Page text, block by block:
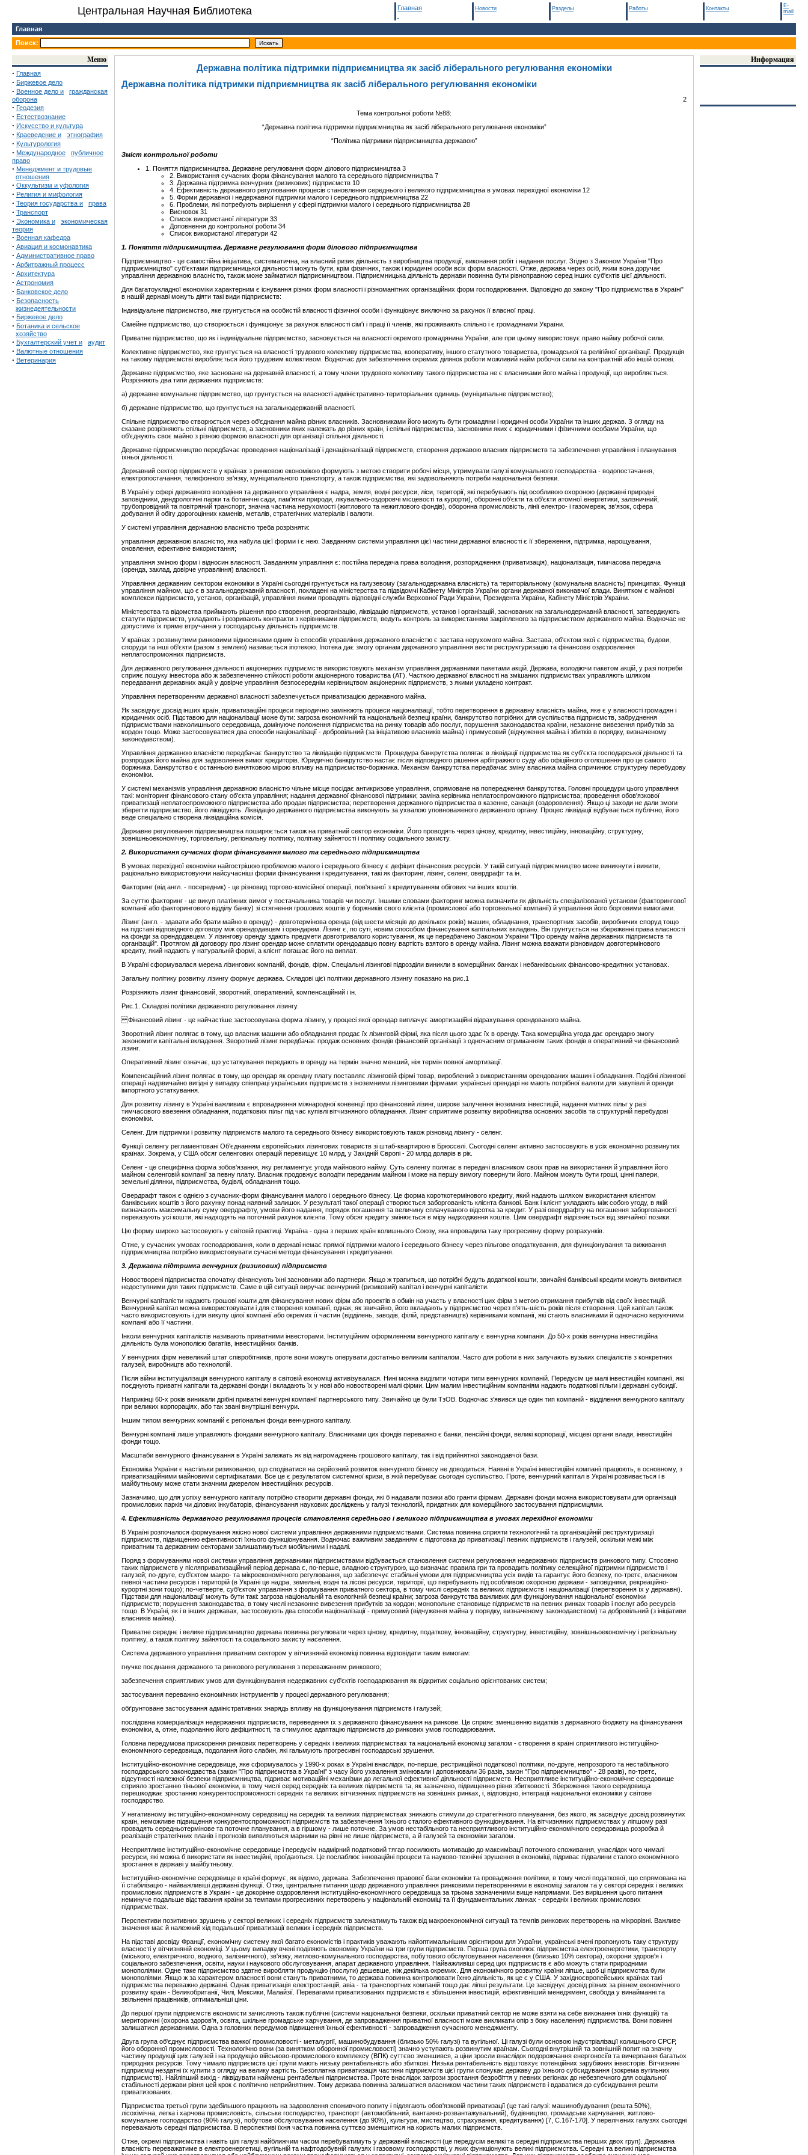
Центральная Научная Библиотека Главная Новости Разделы Работы Контакты
E-
mail
Главная
Поиск:
Меню
· Главная
· Биржевое дело
· Военное дело и
гражданская
оборона
· Геодезия
· Естествознание
· Искусство и культура
· Краеведение и этнография
· Культурология
· Международное
публичное
право
· Менеджмент и трудовые
отношения
· Оккультизм и уфология
· Религия и мифология
· Теория государства и права
· Транспорт
· Экономика и
экономическая
теория
· Военная кафедра
· Авиация и космонавтика
· Административное право
· Арбитражный процесс
· Архитектура
· Астрономия
· Банковское дело
· Безопасность
жизнедеятельности
· Биржевое дело
· Ботаника и сельское
хозяйство
· Бухгалтерский учет и аудит
· Валютные отношения
· Ветеринария
Державна політика підтримки підприємництва як засіб ліберального регулювання економіки
Державна політика підтримки підприємництва як засіб ліберального регулювання економіки
2
Тема контрольної роботи №88:
“Державна політика підтримки підприємництва як засіб ліберального регулювання економіки”
“Політика підтримки підприємництва державою”
Зміст контрольної роботи
1. Поняття підприємництва. Державне регулювання форм ділового підприємництва 3
2. Використання сучасних форм фінансування малого та середнього підприємництва 7
3. Державна підтримка венчурних (ризикових) підприємств 10
4. Ефективність державного регулювання процесів становлення середнього і великого підприємництва в умовах перехідної економіки 12
5. Форми державної і недержавної підтримки малого і середнього підприємництва 22
6. Проблеми, які потребують вирішення у сфері підтримки малого і середнього підприємництва 28
Висновок 31
Список використаної літератури 33
Доповнення до контрольної роботи 34
Список використаної літератури 42
1. Поняття підприємництва. Державне регулювання форм ділового підприємництва
Підприємництво - це самостійна ініціатива, систематична, на власний ризик діяльність з виробництва продукції, виконання робіт і надання послуг. Згідно з Законом України "Про
підприємництво" суб'єктами підприємницької діяльності можуть бути, крім фізичних, також і юридичні особи всіх форм власності. Отже, держава через осіб, яким вона доручає
управління державною власністю, також може займатися підприємництвом. Підприємницька діяльність держави повинна бути рівноправною серед інших суб'єктів цієї діяльності.
Для багатоукладної економіки характерним є існування різних форм власності і різноманітних організаційних форм господарювання. Відповідно до закону "Про підприємства в Україні"
в нашій державі можуть діяти такі види підприємств:
Індивідуальне підприємство, яке грунтується на особистій власності фізичної особи і функціонує виключно за рахунок її власної праці.
Сімейне підприємство, що створюється і функціонує за рахунок власності сім'ї і праці її членів, які проживають спільно і є громадянами України.
Приватне підприємство, що як і індивідуальне підприємство, засновується на власності окремого громадянина України, але при цьому використовує право найму робочої сили.
Колективне підприємство, яке грунтується на власності трудового колективу підприємства, кооперативу, іншого статутного товариства, громадської та релігійної організації. Продукція
на такому підприємстві виробляється його трудовим колективом. Водночас для забезпечення окремих ділянок роботи можливий найм робочої сили на контрактній або іншій основі.
Державне підприємство, яке засноване на державній власності, а тому члени трудового колективу такого підприємства не є власниками його майна і продукції, що виробляється.
Розрізняють два типи державних підприємств:
а) державне комунальне підприємство, що грунтується на власності адміністративно-територіальних одиниць (муніципальне підприємство);
б) державне підприємство, що грунтується на загальнодержавній власності.
Спільне підприємство створюється через об'єднання майна різних власників. Засновниками його можуть бути громадяни і юридичні особи України та інших держав. З огляду на
сказане розрізняють спільні підприємств, а засновники яких належать до різних країн, і спільні підприємства, засновники яких є юридичними і фізичними особами України, що
об'єднують своє майно з різною формою власності для організації спільної діяльності.
Державне підприємництво передбачає проведення націоналізації і денаціоналізації підприємств, створення державою власних підприємств та забезпечення управління і планування
їхньої діяльності.
Державний сектор підприємств у країнах з ринковою економікою формують з метою створити робочі місця, утримувати галузі комунального господарства - водопостачання,
електропостачання, телефонного зв'язку, муніципального транспорту, а також підприємства, які задовольняють потреби національної безпеки.
В Україні у сфері державного володіння та державного управління є надра, земля, водні ресурси, ліси, території, які перебувають під особливою охороною (державні природні
заповідники, дендрологічні парки та ботанічні сади, пам'ятки природи, лікувально-оздоровчі місцевості та курорти), оборонні об'єкти та об'єкти атомної енергетики, залізничний,
трубопровідний та повітряний транспорт, значна частина нерухомості (житлового та нежитлового фондів), оборонна промисловість, лінії електро- і газомереж, зв'язок, сфера
добування й обігу дорогоцінних каменів, металів, стратегічних матеріалів і валюти.
У системі управління державною власністю треба розрізняти:
управління державною власністю, яка набула цієї форми і є нею. Завданням системи управління цієї частини державної власності є її збереження, підтримка, нарощування,
оновлення, ефективне використання;
управління зміною форм і відносин власності. Завданням управління є: постійна передача права володіння, розпорядження (приватизація), націоналізація, тимчасова передача
(оренда, заклад, довірче управління) власності.
Управління державним сектором економіки в Україні сьогодні грунтується на галузевому (загальнодержавна власність) та територіальному (комунальна власність) принципах. Функції
управління майном, що є в загальнодержавній власності, покладені на міністерства та підвідомчі Кабінету Міністрів України органи державної виконавчої влади. Винятком є майнові
комплекси підприємств, установ, організацій, управління якими провадять відповідні служби Верховної Ради України, Президента України, Кабінету Міністрів України.
Міністерства та відомства приймають рішення про створення, реорганізацію, ліквідацію підприємств, установ і організацій, заснованих на загальнодержавній власності, затверджують
статути підприємств, укладають і розривають контракти з керівниками підприємств, ведуть контроль за використанням закріпленого за підприємством державного майна. Водночас не
допустиме їх пряме втручання у господарську діяльність підприємств.
У країнах з розвинутими ринковими відносинами одним із способів управління державного власністю є застава нерухомого майна. Застава, об'єктом якої є підприємства, будови,
споруди та інші об'єкти (разом з землею) називається іпотекою. Іпотека дає змогу органам державного управління вести реструктуризацію та фінансове оздоровлення
неплатоспроможних підприємств.
Для державного регулювання діяльності акціонерних підприємств використовують механізм управління державними пакетами акцій. Держава, володіючи пакетом акцій, у разі потреби
сприяє пошуку інвестора або ж забезпеченню стійкості роботи акціонерного товариства (АТ). Часткою державної власності на змішаних підприємствах управляють шляхом
передавання державних акцій у довірче управління безпосереднім керівництвом акціонерних підприємств, з якими укладено контракт.
Управління перетворенням державної власності забезпечується приватизацією державного майна.
Як засвідчує досвід інших країн, приватизаційні процеси періодично замінюють процеси націоналізації, тобто перетворення в державну власність майна, яке є у власності громадян і
юридичних осіб. Підставою для націоналізації може бути: загроза економічній та національній безпеці країни, банкрутство потрібних для суспільства підприємств, забруднення
підприємствами навколишнього середовища, домінуюче положення підприємства на ринку товарів або послуг, порушення законодавства країни, незаконне вивезення прибутків за
кордон тощо. Може застосовуватися два способи націоналізації - добровільний (за ініціативою власників майна) і примусовий (відчуження майна і збитків в порядку, визначеному
законодавством).
Управління державною власністю передбачає банкрутство та ліквідацію підприємств. Процедура банкрутства полягає в ліквідації підприємства як суб'єкта господарської діяльності та
розпродаж його майна для задоволення вимог кредиторів. Юридично банкрутство настає після відповідного рішення арбітражного суду або офіційного оголошення про це самого
боржника. Банкрутство є останньою винятковою мірою впливу на підприємство-боржника. Механізм банкрутства передбачає зміну власника майна спричинює структурну перебудову
економіки.
У системі механізмів управління державною власністю чільне місце посідає антикризове управління, спрямоване на попередження банкрутства. Головні процедури цього управління
такі: моніторинг фінансового стану об'єкта управління; надання державної фінансової підтримки; заміна керівника неплатоспроможного підприємства; проведення обов'язкової
приватизації неплатоспроможного підприємства або продаж підприємства; перетворення державного підприємства в казенне, санація (оздоровлення). Якщо ці заходи не дали змоги
зберегти підприємство, його ліквідують. Ліквідацію державного підприємства виконують за ухвалою уповноваженого державного органу. Процес ліквідації відбувається публічно, його
веде спеціально створена ліквідаційна комісія.
Державне регулювання підприємництва поширюється також на приватний сектор економіки. Його проводять через цінову, кредитну, інвестиційну, інноваційну, структурну,
зовнішньоекономічну, торговельну, регіональну політику, політику зайнятості і політику соціального захисту.
2. Використання сучасних форм фінансування малого та середнього підприємництва
В умовах перехідної економіки найгострішою проблемою малого і середнього бізнесу є дефіцит фінансових ресурсів. У такій ситуації підприємництво може виникнути і вижити,
раціонально використовуючи найсучасніші форми фінансування і кредитування, такі як факторинг, лізинг, селенг, овердрафт та ін.
Факторинг (від англ. - посередник) - це різновид торгово-комісійної операції, пов'язаної з кредитуванням обігових чи інших коштів.
За суттю факторинг - це викуп платіжних вимог у постачальника товарів чи послуг. Іншими словами факторинг можна визначити як діяльність спеціалізованої установи (факторингової
компанії або факторингового відділу банку) зі стягнення грошових коштів у боржників свого клієнта (промислової або торговельної компанії) й управління його борговими вимогами.
Лізинг (англ. - здавати або брати майно в оренду) - довготермінова оренда (від шести місяців до декількох років) машин, обладнання, транспортних засобів, виробничих споруд тощо
на підставі відповідного договору між орендодавцем і орендарем. Лізинг є, по суті, новим способом фінансування капітальних вкладень. Він грунтується на збереженні права власності
на фонди за орендодавцем. У лізингову оренду здають предмети довготривалого користування, як це передбачено Законом України "Про оренду майна державних підприємств та
організацій". Протягом дії договору про лізинг орендар може сплатити орендодавцю повну вартість взятого в оренду майна. Лізинг можна вважати різновидом довготермінового
кредиту, який надають у натуральній формі, а клієнт погашає його на виплат.
В Україні сформувалася мережа лізингових компаній, фондів, фірм. Спеціальні лізингові підрозділи виникли в комерційних банках і небанківських фінансово-кредитних установах.
Загальну політику розвитку лізингу формує держава. Складові цієї політики державного лізингу показано на рис.1
Розрізняють лізинг фінансовий, зворотний, оперативний, компенсаційний і ін.
Рис.1. Складові політики державного регулювання лізингу.
Фінансовий лізинг - це найчастіше застосовувана форма лізингу, у процесі якої орендар виплачує амортизаційні відрахування орендованого майна.
Зворотний лізинг полягає в тому, що власник машини або обладнання продає їх лізинговій фірмі, яка після цього здає їх в оренду. Така комерційна угода дає орендарю змогу
зекономити капітальні вкладення. Зворотний лізинг передбачає продаж основних фондів фінансовій організації з одночасним отриманням таких фондів в оперативний чи фінансовий
лізинг.
Оперативний лізинг означає, що устаткування передають в оренду на термін значно менший, ніж термін повної амортизації.
Компенсаційний лізинг полягає в тому, що орендар як орендну плату поставляє лізинговій фірмі товар, вироблений з використанням орендованих машин і обладнання. Подібні лізингові
операції надзвичайно вигідні у випадку співпраці українських підприємств з іноземними лізинговими фірмами: українські орендарі не мають потрібної валюти для закупівлі й оренди
імпортного устаткування.
Для розвитку лізингу в Україні важливим є впровадження міжнародної конвенції про фінансовий лізинг, широке залучення іноземних інвестицій, надання митних пільг у разі
тимчасового ввезення обладнання, податкових пільг під час купівлі вітчизняного обладнання. Лізинг сприятиме розвитку виробництва основних засобів та структурній перебудові
економіки.
Селенг. Для підтримки і розвитку підприємств малого та середнього бізнесу використовують також різновид лізингу - селенг.
Функції селенгу регламентовані Об'єднанням європейських лізингових товариств зі штаб-квартирою в Брюсселі. Сьогодні селенг активно застосовують в усіх економічно розвинутих
країнах. Зокрема, у США обсяг селенгових операцій перевищує 10 млрд, у Західній Європі - 20 млрд доларів в рік.
Селенг - це специфічна форма зобов'язання, яку регламентує угода майнового найму. Суть селенгу полягає в передачі власником своїх прав на використання й управління його
майном селенговій компанії за певну плату. Власник продовжує володіти переданим майном і може на першу вимогу повернути його. Майном можуть бути гроші, цінні папери,
земельні ділянки, підприємства, будівлі, обладнання тощо.
Овердрафт також є однією з сучасних-форм фінансування малого і середнього бізнесу. Це форма короткотермінового кредиту, який надають шляхом використання клієнтом
банківських коштів з його рахунку понад наявний залишок. У результаті такої операції створюється заборгованість клієнта банкові. Банк і клієнт укладають між собою угоду, в якій
визначають максимальну суму овердрафту, умови його надання, порядок погашення та величину сплачуваного відсотка за кредит. У разі овердрафту на погашення заборгованості
переказують усі кошти, які надходять на поточний рахунок клієнта. Тому обсяг кредиту змінюється в міру надходження коштів. Цим овердрафт відрізняється від звичайної позики.
Цю форму широко застосовують у світовій практиці. Україна - одна з перших країн колишнього Союзу, яка впровадила таку прогресивну форму розрахунків.
Отже, у сучасних умовах господарювання, коли в державі немає прямої підтримки малого і середнього бізнесу через пільгове оподаткування, для функціонування та виживання
підприємництва потрібно використовувати сучасні методи фінансування і кредитування.
3. Державна підтримка венчурних (ризикових) підприємств
Новостворені підприємства спочатку фінансують їхні засновники або партнери. Якщо ж трапиться, що потрібні будуть додаткові кошти, звичайні банківські кредити можуть виявитися
недоступними для таких підприємств. Саме в цій ситуації виручає венчурний (ризиковий) капітал і венчурні капіталісти.
Венчурні капіталісти надають грошові кошти для фінансування нових фірм або проектів в обмін на участь у власності цих фірм з метою отримання прибутків від своїх інвестицій.
Венчурний капітал можна використовувати і для створення компанії, однак, як звичайно, його вкладають у підприємство через п'ять-шість років після створення. Цей капітал також
часто використовують і для викупу цілої компанії або окремих її частин (відділень, заводів, філій, представництв) керівниками компанії, які стають власниками й одночасно керуючими
компанії або її частини.
Інколи венчурних капіталістів називають приватними інвесторами. Інституційним оформленням венчурного капіталу є венчурна компанія. До 50-х років венчурна інвестиційна
діяльність була монополією багатіїв, інвестиційних банків.
У венчурних фірм невеликий штат співробітників, проте вони можуть оперувати достатньо великим капіталом. Часто для роботи в них залучають вузьких спеціалістів з конкретних
галузей, виробництв або технологій.
Після війни інституціалізація венчурного капіталу в світовій економіці активізувалася. Нині можна виділити чотири типи венчурних компаній. Передусім це малі інвестиційні компанії, які
поєднують приватні капітали та державні фонди і вкладають їх у нові або новостворені малі фірми. Цим малим інвестиційним компаніям надають податкові пільги і державні субсидії.
Наприкінці 60-х років виникали дрібні приватні венчурні компанії партнерського типу. Звичайно це були ТзОВ. Водночас з'явився ще один тип компаній - відділення венчурного капіталу
при великих корпораціях, або так звані внутрішні венчури.
Іншим типом венчурних компаній є регіональні фонди венчурного капіталу.
Венчурні компанії лише управляють фондами венчурного капіталу. Власниками цих фондів переважно є банки, пенсійні фонди, великі корпорації, місцеві органи влади, інвестиційні
фонди тощо.
Масштаби венчурного фінансування в Україні залежать як від нагромаджень грошового капіталу, так і від прийнятної законодавчої бази.
Економіка України є настільки ризикованою, що сподіватися на серйозний розвиток венчурного бізнесу не доводиться. Наявні в Україні інвестиційні компанії працюють, в основному, з
приватизаційними майновими сертифікатами. Все це є результатом системної кризи, в якій перебуває сьогодні суспільство. Проте, венчурний капітал в Україні розвивається і в
майбутньому може стати значним джерелом інвестиційних ресурсів.
Зазначимо, що для успіху венчурного капіталу потрібно створити державні фонди, які б надавали позики або гранти фірмам. Державні фонди можна використовувати для організації
промислових парків чи ділових інкубаторів, фінансування наукових досліджень у галузі технологій, придатних для комерційного застосування підприємцями.
4. Ефективність державного регулювання процесів становлення середнього і великого підприємництва в умовах перехідної економіки
В Україні розпочалося формування якісно нової системи управління державними підприємствами. Система повинна сприяти технологічній та організаційній реструктуризації
підприємств, підвищенню ефективності їхнього функціонування. Водночас важливим завданням є підготовка до приватизації певних підприємств і галузей, оскільки межі між
приватним та державним секторами залишатимуться мобільними і надалі.
Поряд з формуванням нової системи управління державними підприємствами відбувається становлення системи регулювання недержавних підприємств ринкового типу. Стосовно
таких підприємств у післяприватизаційний період держава є, по-перше, владною структурою, що визначає правила гри та провадить політику селекційної підтримки підприємств і
галузей; по-друге, суб'єктом макро- та мікроекономічного регулювання, що забезпечує стабільні умови для підприємництва усіх видів та гарантує його безпеку, по-третє, власником
певної частини ресурсів і територій (в Україні це надра, земельні, водні та лісові ресурси, території, що перебувають під особливою охороною держави - заповідники, рекреаційно-
курортні зони тощо); по-четверте, суб'єктом управління з формування приватного сектора, в тому числі середніх та великих підприємств і націоналізації (перетворення їх у державні).
Підстави для націоналізації можуть бути такі: загроза національній та екологічній безпеці країни; загроза банкрутства важливих для функціонування національної економіки
підприємств; порушення законодавства, в тому числі незаконне вивезення прибутків за кордон; монопольне становище підприємств на певних ринках товарів і послуг або ресурсів
тощо. В Україні, як і в інших державах, застосовують два способи націоналізації - примусовий (відчуження майна у порядку, визначеному законодавством) та добровільний (з ініціативи
власників майна).
Приватне середнє і велике підприємництво держава повинна регулювати через цінову, кредитну, податкову, інноваційну, структурну, інвестиційну, зовнішньоекономічну і регіональну
політику, а також політику зайнятості та соціального захисту населення.
Система державного управління приватним сектором у вітчизняній економіці повинна відповідати таким вимогам:
гнучке поєднання державного та ринкового регулювання з переважанням ринкового;
забезпечення сприятливих умов для функціонування недержавних суб'єктів господарювання як відкритих соціально орієнтованих систем;
застосування переважно економічних інструментів у процесі державного регулювання;
обґрунтоване застосування адміністративних знарядь впливу на функціонування підприємств і галузей;
послідовна комерціалізація недержавних підприємств, переведення їх з державного фінансування на ринкове. Це сприяє зменшенню видатків з державного бюджету на фінансування
економіки, а, отже, подоланню його дефіцитності, та стимулює адаптацію підприємств до ринкових умов господарювання.
Головна передумова прискорення ринкових перетворень у середніх і великих підприємствах та національній економіці загалом - створення в країні сприятливого інституційно-
економічного середовища, подолання його слабин, які гальмують прогресивні господарські зрушення.
Інституційно-економічне середовище, яке сформувалось у 1990-х роках в Україні внаслідок, по-перше, рестрикційної податкової політики, по-друге, непрозорого та нестабільного
господарського законодавства (закон "Про підприємства в Україні" з часу його ухвалення змінювали і доповнювали 36 разів, закон "Про підприємництво" - 28 разів), по-третє,
відсутності належної безпеки підприємництва, підриває мотиваційні механізми до легальної ефективної діяльності підприємств. Несприятливе інституційно-економічне середовище
сприяло зростанню тіньової економіки, в тому числі серед середніх та великих підприємств та, як зазначено, підвищенню рівня збитковості. Збереження такого середовища
перешкоджає зростанню конкурентоспроможності середніх та великих вітчизняних підприємств на зовнішніх ринках, і, відповідно, інтеграції національної економіки у світове
господарство.
У негативному інституційно-економічному середовищі на середніх та великих підприємствах зникають стимули до стратегічного планування, без якого, як засвідчує досвід розвинутих
країн, неможливе підвищення конкурентоспроможності підприємств та забезпечення їхнього сталого ефективного функціонування. На вітчизняних підприємствах у ліпшому разі
провадять середньотермінове та поточне планування, а в гіршому - лише поточне. За умов нестабільного та несприятливого інституційно-економічного середовища розробка й
реалізація стратегічних планів і прогнозів виявляються марними на рівні не лише підприємств, а й галузей та економіки загалом.
Несприятливе інституційно-економічне середовище і передусім надмірний податковий тягар посилюють мотивацію до максимізації поточного споживання, унаслідок чого чималі
ресурси, які можна б використати як інвестиційні, проїдаються. Це послаблює інноваційні процеси та науково-технічні зрушення в економіці, підриває підвалини сталого економічного
зростання в державі у майбутньому.
Інституційно-економічне середовище в країні формує, як відомо, держава. Забезпечення правової бази економіки та провадження політики, в тому числі податкової, що спрямована на
її стабілізацію - найважливіші державні функції. Отже, центральне питання щодо державного управління ринковими перетвореннями в економіці загалом та у секторі середніх і великих
промислових підприємств в Україні - це докорінне оздоровлення інституційно-економічного середовища за трьома зазначеними вище напрямами. Без вирішення цього питання
неминуче подальше відставання країни за темпами прогресивних перетворень у національній економіці та її фундаментальних ланках - середніх і великих промислових
підприємствах.
Перспективи позитивних зрушень у секторі великих і середніх підприємств залежатимуть також від макроекономічної ситуації та темпів ринкових перетворень на мікрорівні. Важливе
значення має й належний хід подальшої приватизації великих і середніх підприємств.
На підставі досвіду Франції, економічну систему якої багато економістів і практиків уважають найоптимальнішим орієнтиром для України, українські вчені пропонують таку структуру
власності у вітчизняній економіці. У цьому випадку вчені поділяють економіку України на три групи підприємств. Перша група охоплює підприємства електроенергетики, транспорту
(міського, електричного, водного, залізничного), зв'язку, житлово-комунального господарства, побутового обслуговування населення (близько 10% сектора), охорони здоров'я і
соціального забезпечення, освіти, науки і наукового обслуговування, апарат державного управління. Найважливіші серед цих підприємств є або можуть стати природними
монополіями. Одне таке підприємство здатне виробляти продукцію (послуги) дешевше, ніж декілька окремих. Для економічного розвитку країни ліпше, щоб ці підприємства були
монополіями. Якщо ж за характером власності вони стануть приватними, то держава повинна контролювати їхню діяльність, як це є у США. У західноєвропейських країнах такі
підприємства переважно державні. Однак приватизація електростанцій, авіа - та транспортних компаній тощо дає ліпші результати. Це засвідчує досвід різних за рівнем економічного
розвитку країн - Великобританії, Чилі, Мексики, Малайзії. Перевагами приватизованих підприємств є збільшення інвестицій, ефективніший менеджмент, свобода у винайманні та
звільненні працівників, оптимальніші ціни.
До першої групи підприємств економісти зачисляють також публічні (системи національної безпеки, оскільки приватний сектор не може взяти на себе виконання їхніх функцій) та
мериторичні (охорона здоров'я, освіта, шкільне громадське харчування, де запровадження приватної власності може викликати опір з боку населення) підприємства. Вони повинні
залишатися державними. Одна з головних передумов підвищення їхньої ефективності - запровадження сучасного менеджменту.
Друга група об'єднує підприємства важкої промисловості - металургії, машинобудування (близько 50% галузі) та вугільної. Ці галузі були основою індустріалізації колишнього СРСР,
його оборонної промисловості. Технологічно вони (за винятком оборонної промисловості) значно уступають розвинутим країнам. Сьогодні внутрішній та зовнішній попит на значну
частину продукції цих галузей і на продукцію військово-промислового комплексу (ВПК) суттєво зменшився, а ціни зросли внаслідок подорожчання енергоносіїв та вичерпання багатьох
природних ресурсів. Тому чимало підприємств цієї групи мають низьку рентабельність або збиткові. Низька рентабельність відштовхує потенційних зарубіжних інвесторів. Вітчизняні
підприємці нездатні їх купити з огляду на велику вартість. Безоплатна приватизація частини підприємств цієї групи спонукає державу до їхнього субсидування (зокрема вугільних
підприємств). Найліпший вихід - ліквідувати найменш рентабельні підприємства. Проте внаслідок загрози зростання безробіття у певних регіонах до небезпечного для соціальної
стабільності держави рівня цей крок є політично неприйнятним. Тому держава повинна залишатися власником частини таких підприємств і вдаватися до субсидування решти
приватизованих.
Підприємства третьої групи здебільшого працюють на задоволення споживчого попиту і підлягають обов'язковій приватизації (це такі галузі: машинобудування (решта 50%),
лісохімічна, легка і харчова промисловість, сільське господарство, транспорт (автомобільний, вантажно-розвантажувальний), будівництво, громадське харчування, житлово-
комунальне господарство (90% галузі), побутове обслуговування населення (до 90%), культура, мистецтво, страхування, кредитування) [7, С.167-170]. У перелічених галузях сьогодні
переважають середні підприємства. В перспективі їхня частка повинна суттєво зменшитися на користь малих підприємств.
Отже, окремі підприємства і навіть цілі галузі найближчим часом перебуватимуть у державній власності (це передусім великі та середні підприємства перших двох груп). Державна
власність переважатиме в електроенергетиці, вугільній та нафтодобувній галузях і газовому господарстві, у яких функціонують великі підприємства. Середні та великі підприємства
Информация